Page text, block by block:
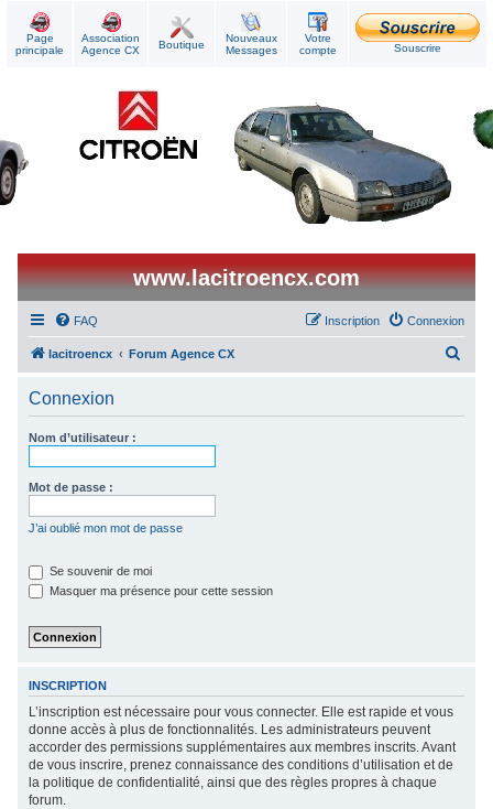
Page
principale
Association
Agence CX
Boutique
Nouveaux
Messages
Votre
compte
Souscrire
www.lacitroencx.com
FAQ Connexion
Inscription
lacitroencx Forum Agence CX
Connexion
Nom d’utilisateur :
Mot de passe :
J’ai oublié mon mot de passe
Se souvenir de moi
Masquer ma présence pour cette session
INSCRIPTION
L’inscription est nécessaire pour vous connecter. Elle est rapide et vous
donne accès à plus de fonctionnalités. Les administrateurs peuvent
accorder des permissions supplémentaires aux membres inscrits. Avant
de vous inscrire, prenez connaissance des conditions d’utilisation et de
la politique de confidentialité, ainsi que des règles propres à chaque
forum.